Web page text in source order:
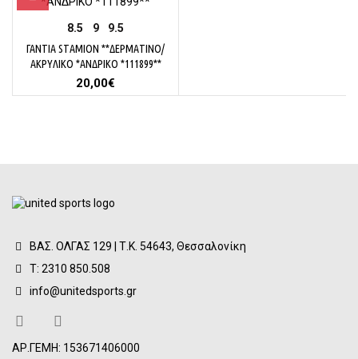
8.5 9
9.5
ΓΑΝΤΙΑ STAMION **ΔΕΡΜΑΤΙΝΟ/
ΑΚΡΥΛΙΚΟ *ΑΝΔΡΙΚΟ *111899**
20,00€
ΒΑΣ. ΟΛΓΑΣ 129 | Τ.Κ. 54643, Θεσσαλονίκη
Τ: 2310 850.508
info@unitedsports.gr
ΑΡ.ΓΕΜΗ: 153671406000